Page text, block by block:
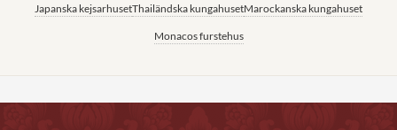
Japanska kejsarhusetThailändska kungahusetMarockanska kungahuset
Monacos furstehus